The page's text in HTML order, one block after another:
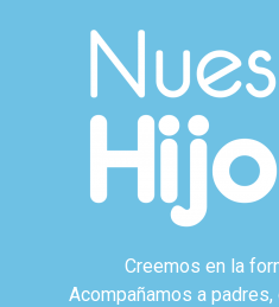
Creemos en la
Acompañamos a